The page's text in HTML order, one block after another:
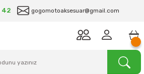
42 gogomotoaksesuar@gmail.com